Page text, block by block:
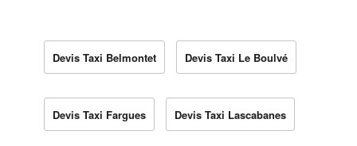
Devis Taxi Belmontet Devis Taxi Le Boulvé
Devis Taxi Fargues Devis Taxi Lascabanes